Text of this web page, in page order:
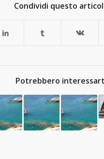
Condividi questo
Potrebbero